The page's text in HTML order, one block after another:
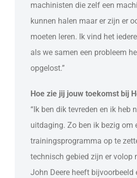
machinisten die zelf een
kunnen halen maar er zijn er
moeten leren. Ik vind het
als we samen een probleem
opgelost.”
Hoe zie jij jouw toekomst bij
“Ik ben dik tevreden en ik heb
uitdaging. Zo ben ik bezig om
trainingsprogramma op te
technisch gebied zijn er volop
John Deere heeft bijvoorbeeld